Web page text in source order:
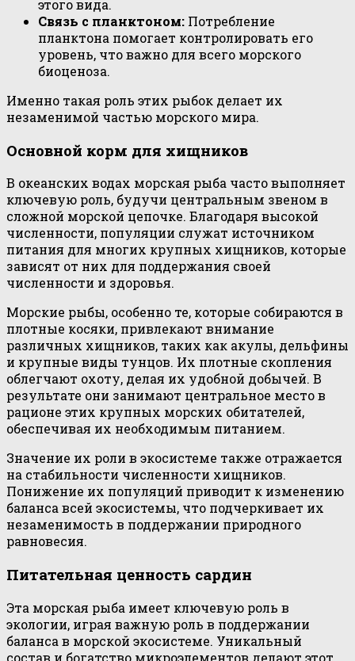
этого вида.
Связь с планктоном: Потребление
планктона помогает контролировать его
уровень, что важно для всего морского
биоценоза.
Именно такая роль этих рыбок делает их
незаменимой частью морского мира.
Основной корм для хищников
В океанских водах морская рыба часто выполняет
ключевую роль, будучи центральным звеном в
сложной морской цепочке. Благодаря высокой
численности, популяции служат источником
питания для многих крупных хищников, которые
зависят от них для поддержания своей
численности и здоровья.
Морские рыбы, особенно те, которые собираются в
плотные косяки, привлекают внимание
различных хищников, таких как акулы, дельфины
и крупные виды тунцов. Их плотные скопления
облегчают охоту, делая их удобной добычей. В
результате они занимают центральное место в
рационе этих крупных морских обитателей,
обеспечивая их необходимым питанием.
Значение их роли в экосистеме также отражается
на стабильности численности хищников.
Понижение их популяций приводит к изменению
баланса всей экосистемы, что подчеркивает их
незаменимость в поддержании природного
равновесия.
Питательная ценность сардин
Эта морская рыба имеет ключевую роль в
экологии, играя важную роль в поддержании
баланса в морской экосистеме. Уникальный
состав и богатство микроэлементов делают этот